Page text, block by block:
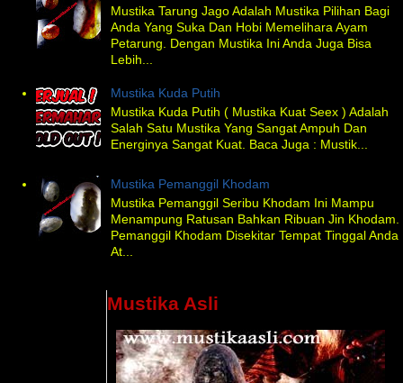
Mustika Tarung Jago Adalah Mustika Pilihan Bagi
Anda Yang Suka Dan Hobi Memelihara Ayam
Petarung. Dengan Mustika Ini Anda Juga Bisa
Lebih...
Mustika Kuda Putih
Mustika Kuda Putih ( Mustika Kuat Seex ) Adalah
Salah Satu Mustika Yang Sangat Ampuh Dan
Energinya Sangat Kuat. Baca Juga : Mustik...
Mustika Pemanggil Khodam
Mustika Pemanggil Seribu Khodam Ini Mampu
Menampung Ratusan Bahkan Ribuan Jin Khodam.
Pemanggil Khodam Disekitar Tempat Tinggal Anda
At...
Mustika Asli